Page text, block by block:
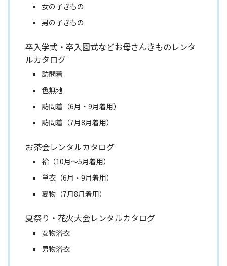
女の子きもの
男の子きもの
卒入学式・卒入園式などお母さんきものレンタ
ルカタログ
訪問着
色無地
訪問着（6月・9月着用）
訪問着（7月8月着用）
お茶会レンタルカタログ
袷（10月～5月着用）
単衣（6月・9月着用）
夏物（7月8月着用）
夏祭り・花火大会レンタルカタログ
女物浴衣
男物浴衣